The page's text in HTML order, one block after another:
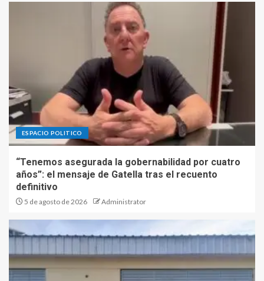
ESPACIO POLITICO
“Tenemos asegurada la gobernabilidad por cuatro
años”: el mensaje de Gatella tras el recuento
definitivo
5 de agosto de 2026 Administrator